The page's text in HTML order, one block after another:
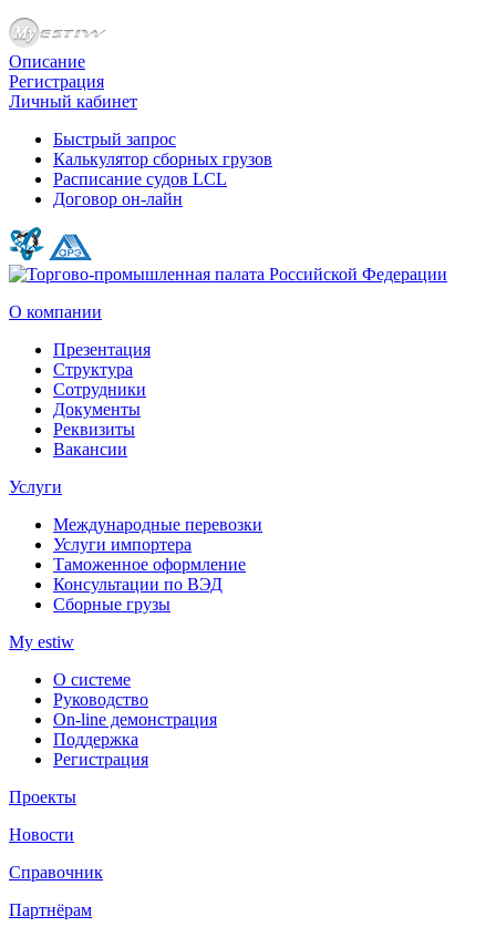
Описание
Регистрация
Личный кабинет
Быстрый запрос
Калькулятор сборных грузов
Расписание судов LCL
Договор он-лайн
О компании
Презентация
Структура
Сотрудники
Документы
Реквизиты
Вакансии
Услуги
Международные перевозки
Услуги импортера
Таможенное оформление
Консультации по ВЭД
Сборные грузы
My estiw
О системе
Руководство
On-line демонстрация
Поддержка
Регистрация
Проекты
Новости
Справочник
Партнёрам